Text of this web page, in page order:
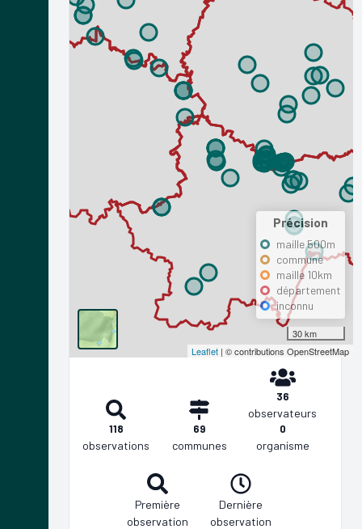
Précision
maille 500m
commune
maille 10km
département
inconnu
30 km
Leaflet | © contributions OpenStreetMap
118
observations
69
communes
36
observateurs
0
organisme
Première
observation
Dernière
observation